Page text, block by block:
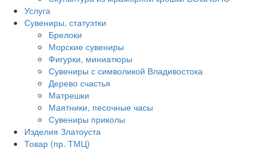
Услуга
Сувениры, статуэтки
Брелоки
Морские сувениры
Фигурки, миниатюры
Сувениры с символикой Владивостока
Дерево счастья
Матрешки
Маятники, песочные часы
Сувениры приколы
Изделия Златоуста
Товар (пр. ТМЦ)